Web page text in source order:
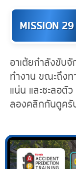
(59)
คน (3)
MISSION 29
อาเต้ยกำลังขับ
ทำงาน ขณะถึงท
แน่น และชะลอตั
ลองคลิกกันดูครั